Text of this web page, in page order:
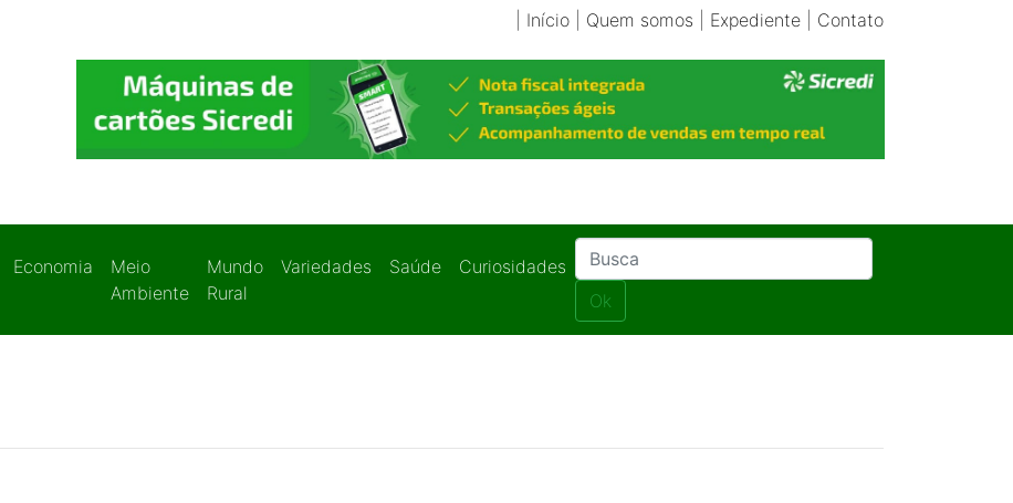
Início| Quem somos Expediente| Contato
Economia
Meio
Ambiente
Mundo
Rural
Variedades Saúde
Curiosidades
Ok